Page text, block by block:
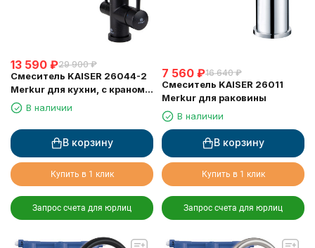
13 590 ₽29 900 ₽
Смеситель KAISER 26044-2
Merkur для кухни, с краном
для питьевой воды, черный
мрамор
В наличии
В корзину
Купить в 1 клик
Запрос счета для юрлиц
7 560 ₽16 640 ₽
Смеситель KAISER 26011
Merkur для раковины
В наличии
В корзину
Купить в 1 клик
Запрос счета для юрлиц